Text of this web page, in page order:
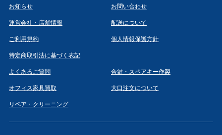
お知らせ お問い合わせ
運営会社・店舗情報 配送について
ご利用規約 個人情報保護方針
特定商取引法に基づく表記
よくあるご質問 合鍵・スペアキー作製
オフィス家具買取 大口注文について
リペア・クリーニング